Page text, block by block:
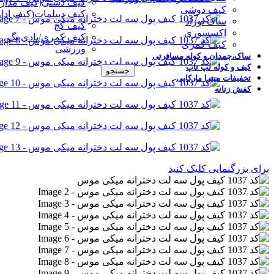
کیف دیپلمات(کیف
کیف کج
کیف کمری/بادی بگ
ورزشی
جستجو
کیف دوشی
ساک نوزاد
اکسسوری
کیف کمری
ساک،چمدان و کوله مسافرتی
کیف و کوله لپ تاپ
تخفیفات میترا مارکایی
کفش زنانه
برای بزرگنمایی کلیک کنید